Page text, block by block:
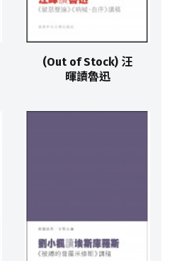
(Out of Stock) 汪
暉讀魯迅